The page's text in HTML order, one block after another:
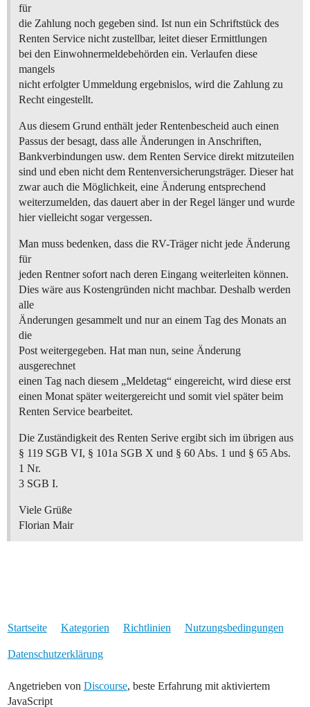
für
die Zahlung noch gegeben sind. Ist nun ein Schriftstück des
Renten Service nicht zustellbar, leitet dieser Ermittlungen
bei den Einwohnermeldebehörden ein. Verlaufen diese
mangels
nicht erfolgter Ummeldung ergebnislos, wird die Zahlung zu
Recht eingestellt.
Aus diesem Grund enthält jeder Rentenbescheid auch einen
Passus der besagt, dass alle Änderungen in Anschriften,
Bankverbindungen usw. dem Renten Service direkt mitzuteilen
sind und eben nicht dem Rentenversicherungsträger. Dieser hat
zwar auch die Möglichkeit, eine Änderung entsprechend
weiterzumelden, das dauert aber in der Regel länger und wurde
hier vielleicht sogar vergessen.
Man muss bedenken, dass die RV-Träger nicht jede Änderung
für
jeden Rentner sofort nach deren Eingang weiterleiten können.
Dies wäre aus Kostengründen nicht machbar. Deshalb werden
alle
Änderungen gesammelt und nur an einem Tag des Monats an
die
Post weitergegeben. Hat man nun, seine Änderung
ausgerechnet
einen Tag nach diesem „Meldetag“ eingereicht, wird diese erst
einen Monat später weitergereicht und somit viel später beim
Renten Service bearbeitet.
Die Zuständigkeit des Renten Serive ergibt sich im übrigen aus
§ 119 SGB VI, § 101a SGB X und § 60 Abs. 1 und § 65 Abs.
1 Nr.
3 SGB I.
Viele Grüße
Florian Mair
Startseite Kategorien Richtlinien Nutzungsbedingungen
Datenschutzerklärung
Angetrieben von Discourse, beste Erfahrung mit aktiviertem
JavaScript